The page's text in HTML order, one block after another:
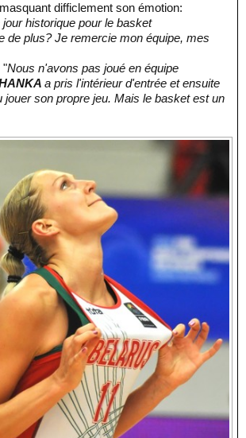
difficlement son émotion:
historique pour le basket
de plus? Je remercie mon équipe, mes
"Nous n'avons pas joué en équipe
a pris l'intérieur d'entrée et ensuite
jouer son propre jeu. Mais le basket est un